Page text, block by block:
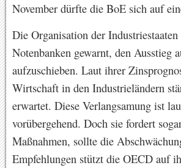
November dürfte die BoE sich auf
Die Organisation der
Notenbanken gewarnt, den Ausstieg
aufzuschieben. Laut ihrer
Wirtschaft in den Industrieländern
erwartet. Diese Verlangsamung ist
vorübergehend. Doch sie fordert
Maßnahmen, sollte die
Empfehlungen stützt die OECD auf